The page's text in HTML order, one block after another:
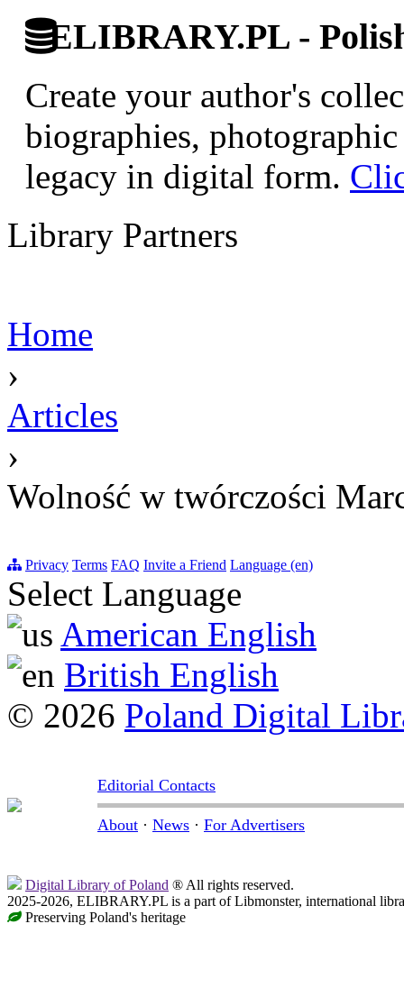
ELIBRARY.PL -
Create your author's
biographies,
legacy in digital form.
Library Partners
Home
›
Articles
›
Wolność w twórczości
Privacy Terms FAQ Invite a Friend Language (en)
Select Language
American English
British English
© 2026 Poland Digital
Editorial Contacts
About · News · For Advertisers
Digital Library of Poland ® All rights reserved.
2025-2026, ELIBRARY.PL is a part of Libmonster, international
Preserving Poland's heritage